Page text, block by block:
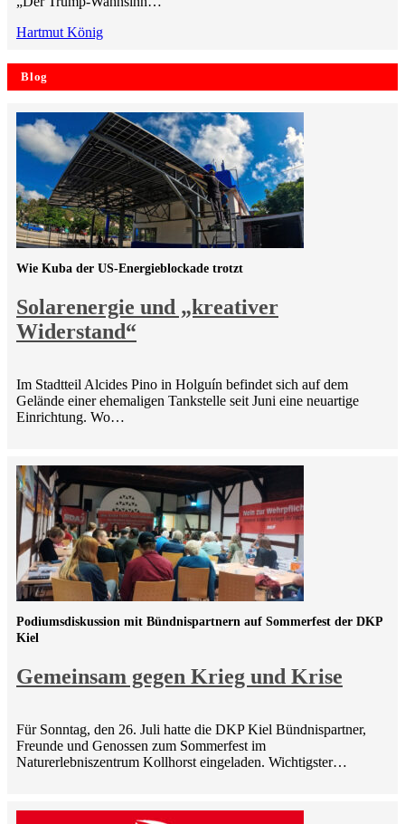
Hartmut König
Blog
Solarenergie und „kreativer
Widerstand“
Wie Kuba der US-Energieblockade trotzt
Im Stadtteil Alcides Pino in Holguín befindet sich auf dem
Gelände einer ehemaligen Tankstelle seit Juni eine neuartige
Einrichtung. Wo…
Gemeinsam gegen Krieg und Krise
Podiumsdiskussion mit Bündnispartnern auf Sommerfest der DKP
Kiel
Für Sonntag, den 26. Juli hatte die DKP Kiel Bündnispartner,
Freunde und Genossen zum Sommerfest im
Naturerlebniszentrum Kollhorst eingeladen. Wichtigster…